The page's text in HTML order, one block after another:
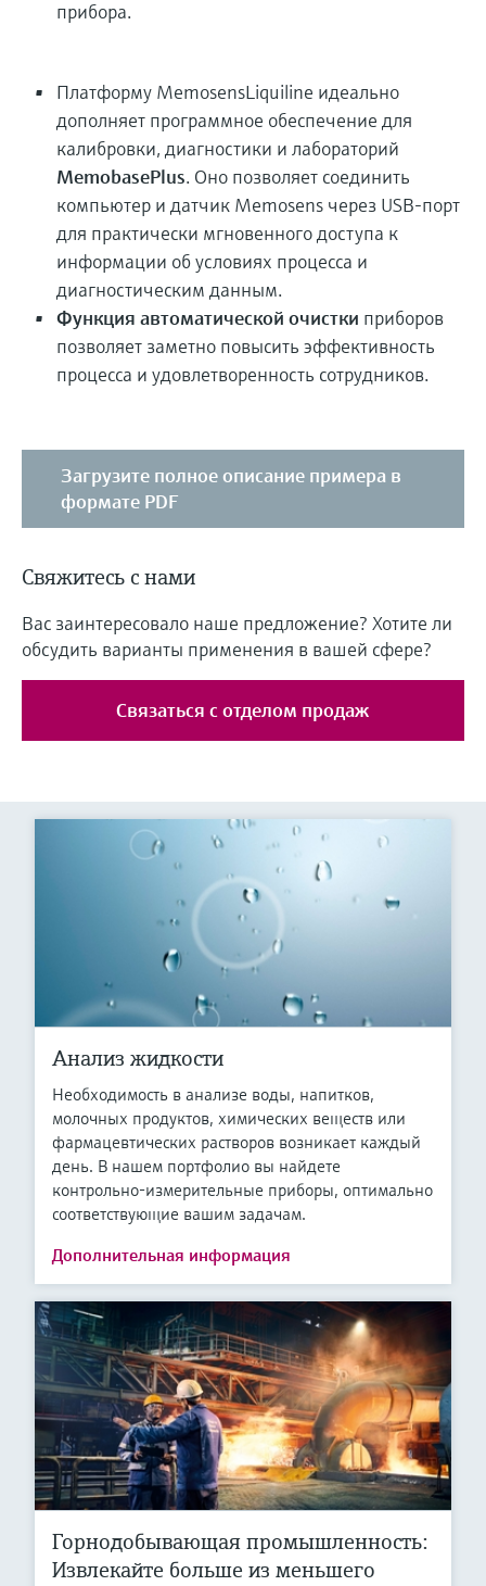
прибора.
Платформу MemosensLiquiline идеально
дополняет программное обеспечение для
калибровки, диагностики и лабораторий
MemobasePlus. Оно позволяет соединить
компьютер и датчик Memosens через USB-порт
для практически мгновенного доступа к
информации об условиях процесса и
диагностическим данным.
Функция автоматической очистки приборов
позволяет заметно повысить эффективность
процесса и удовлетворенность сотрудников.
Загрузите полное описание примера в
формате PDF
Свяжитесь с нами
Вас заинтересовало наше предложение? Хотите ли
обсудить варианты применения в вашей сфере?
Связаться с отделом продаж
Анализ жидкости
Необходимость в анализе воды, напитков,
молочных продуктов, химических веществ или
фармацевтических растворов возникает каждый
день. В нашем портфолио вы найдете
контрольно-измерительные приборы, оптимально
соответствующие вашим задачам.
Дополнительная информация
Горнодобывающая промышленность:
Извлекайте больше из меньшего